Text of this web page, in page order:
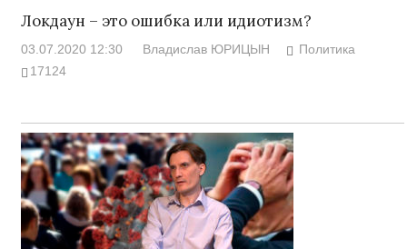
Локдаун – это ошибка или идиотизм?
03.07.2020 12:30 Владислав ЮРИЦЫН
Политика
17124